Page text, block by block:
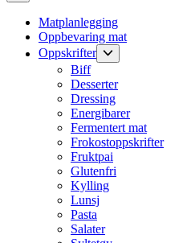
Matplanlegging
Oppbevaring mat
Oppskrifter
Show
sub
Biff
Desserter
Dressing
Energibarer
Fermentert mat
Frokostoppskrifter
Fruktpai
Glutenfri
Kylling
Lunsj
Pasta
Salater